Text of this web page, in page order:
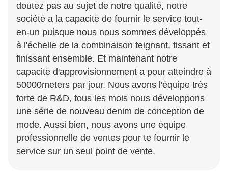
doutez pas au sujet de notre qualité, notre
société a la capacité de fournir le service tout-
en-un puisque nous nous sommes développés
à l'échelle de la combinaison teignant, tissant et
finissant ensemble. Et maintenant notre
capacité d'approvisionnement a pour atteindre à
50000meters par jour. Nous avons l'équipe très
forte de R&D, tous les mois nous développons
une série de nouveau denim de conception de
mode. Aussi bien, nous avons une équipe
professionnelle de ventes pour te fournir le
service sur un seul point de vente.